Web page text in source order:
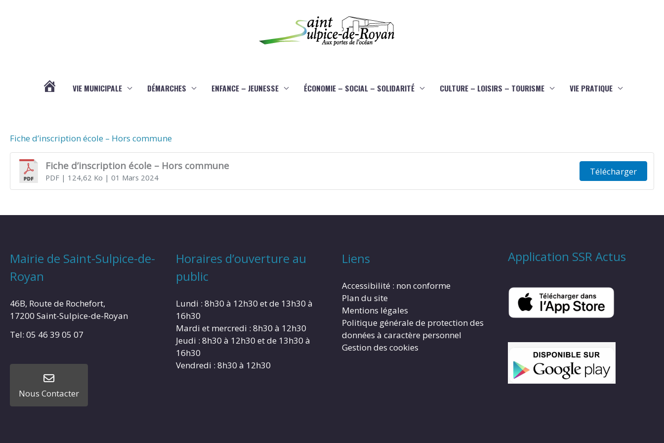
VIE MUNICIPALE DÉMARCHES ENFANCE – JEUNESSE ÉCONOMIE – SOCIAL – SOLIDARITÉ CULTURE – LOISIRS – TOURISME VIE PRATIQUE
Fiche d’inscription école – Hors commune
Fiche d’inscription école – Hors commune
PDF| 124,62 Ko | 01 Mars 2024
Télécharger
Mairie de Saint-Sulpice-de-
Royan
46B, Route de Rochefort,
17200 Saint-Sulpice-de-Royan
Tel: 05 46 39 05 07
Nous Contacter
Horaires d’ouverture au
public
Lundi : 8h30 à 12h30 et de 13h30 à
16h30
Mardi et mercredi : 8h30 à 12h30
Jeudi : 8h30 à 12h30 et de 13h30 à
16h30
Vendredi : 8h30 à 12h30
Liens
Accessibilité : non conforme
Plan du site
Mentions légales
Politique générale de protection des
données à caractère personnel
Gestion des cookies
Application SSR Actus